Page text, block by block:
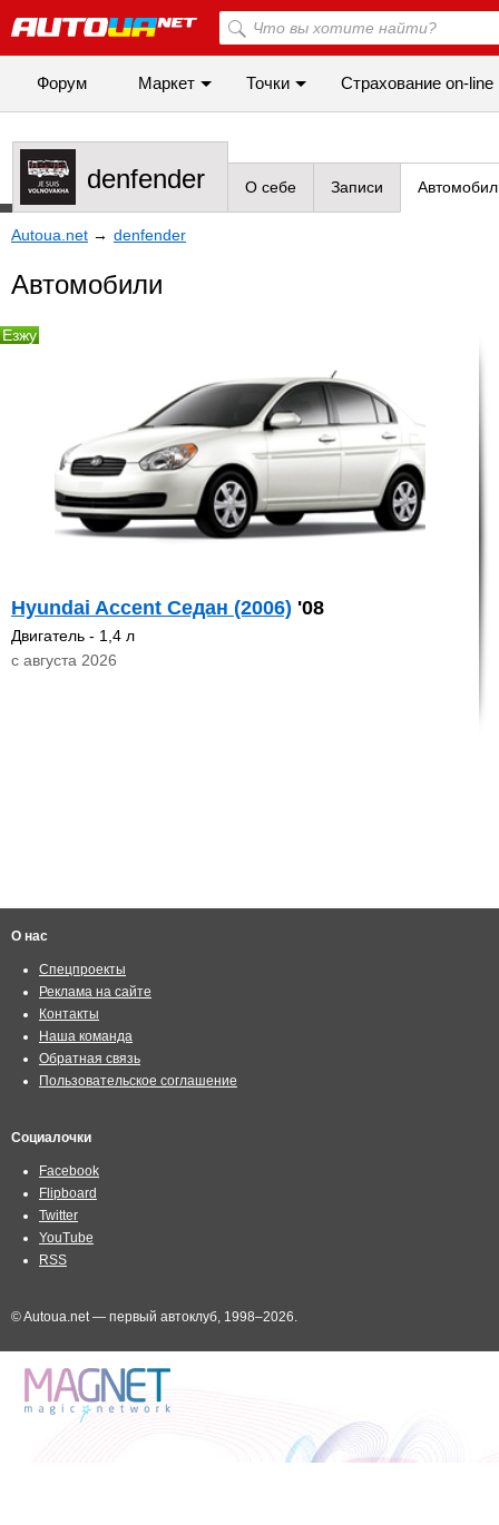
Форум Маркет Точки Cтрахование on-line
denfender О себе Записи
Autoua.net → denfender
Автомобили
Езжу
Hyundai Accent Седан (2006) '08
Двигатель - 1,4 л
с августа 2026
О нас
Спецпроекты
Реклама на сайте
Контакты
Наша команда
Обратная связь
Пользовательское соглашение
Социалочки
Facebook
Flipboard
Twitter
YouTube
RSS
© Autoua.net — первый автоклуб, 1998–2026.